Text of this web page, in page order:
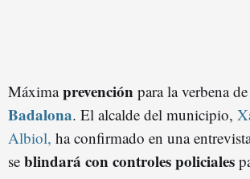
Máximaprevención para la verbena de
Badalona. El alcalde del municipio,
Albiol, ha confirmado en una
se blindará con controles policiales